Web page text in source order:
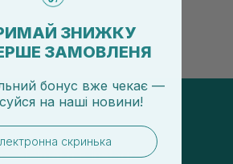
в Instagram
ЗНИЖКУ
ЗАМОВЛЕНЯ
бонус вже чекає —
на наші новини!